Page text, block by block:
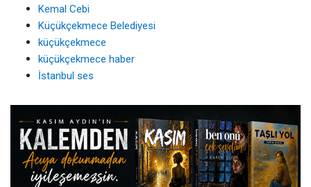
Kemal Cebi
Küçükçekmece Belediyesi
küçükçekmece
küçükçekmece haber
İstanbul ses